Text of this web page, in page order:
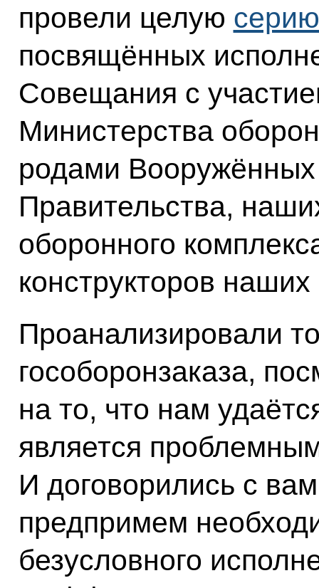
провели целую серию
посвящённых
Совещания с
Министерства
родами
Правительства,
оборонного
конструкторов
Проанализировали
гособоронзаказа,
на то, что нам
является
И договорились с
предпримем
безусловного